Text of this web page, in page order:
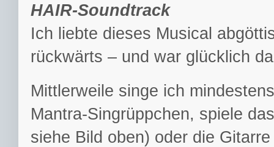
HAIR-Soundtrack
Ich liebte dieses Musical
rückwärts – und war glücklich
Mittlerweile singe ich
Mantra-Singrüppchen, spiele
siehe Bild oben) oder die